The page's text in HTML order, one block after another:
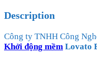
Description
Công ty TNHH Công
Khởi động mềm Lovato